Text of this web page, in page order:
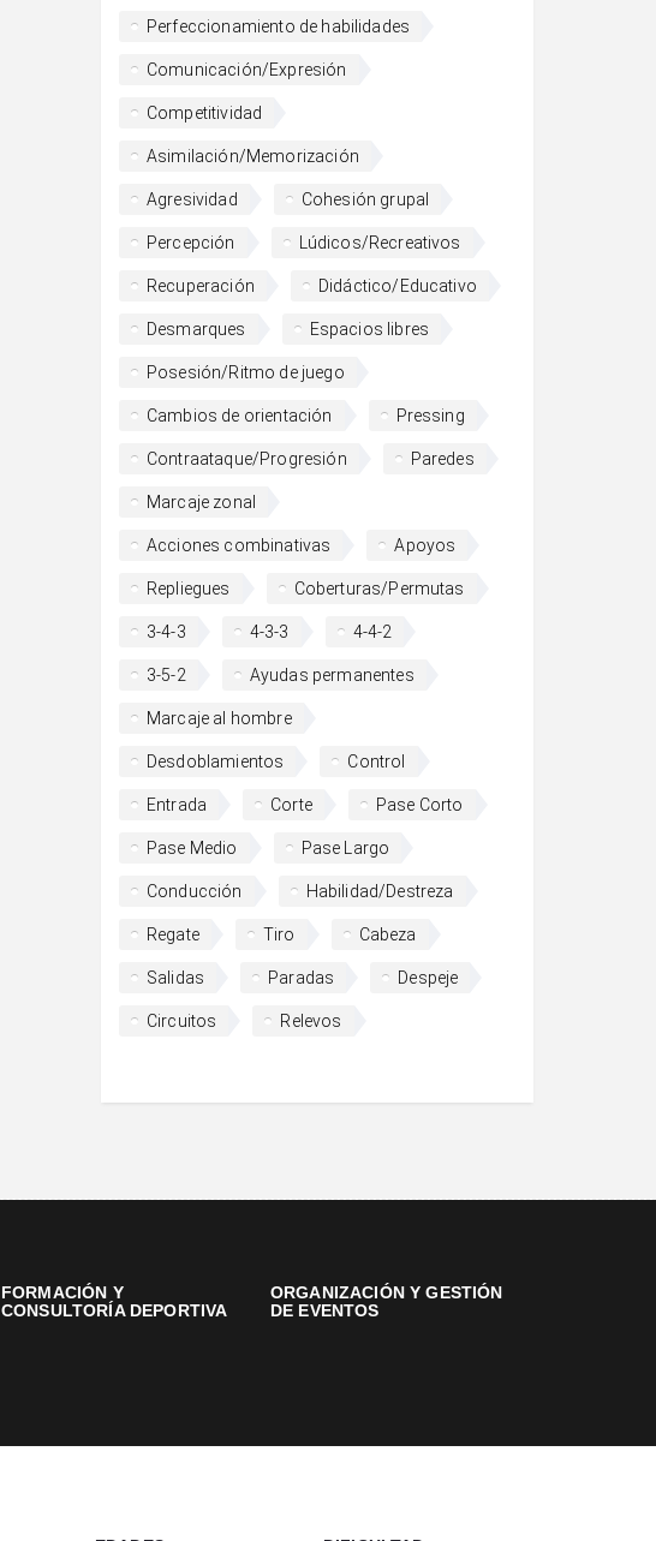
Perfeccionamiento de habilidades
Comunicación/Expresión
Competitividad
Asimilación/Memorización
Agresividad Cohesión grupal
Percepción Lúdicos/Recreativos
Recuperación Didáctico/Educativo
Desmarques Espacios libres
Posesión/Ritmo de juego
Cambios de orientación Pressing
Contraataque/Progresión Paredes
Marcaje zonal
Acciones combinativas Apoyos
Repliegues Coberturas/Permutas
3-4-3 4-3-3 4-4-2
3-5-2 Ayudas permanentes
Marcaje al hombre
Desdoblamientos Control
Entrada Corte Pase Corto
Pase Medio Pase Largo
Conducción Habilidad/Destreza
Regate Tiro Cabeza
Salidas Paradas Despeje
Circuitos Relevos
FORMACIÓN Y
CONSULTORÍA DEPORTIVA
ORGANIZACIÓN Y GESTIÓN
DE EVENTOS